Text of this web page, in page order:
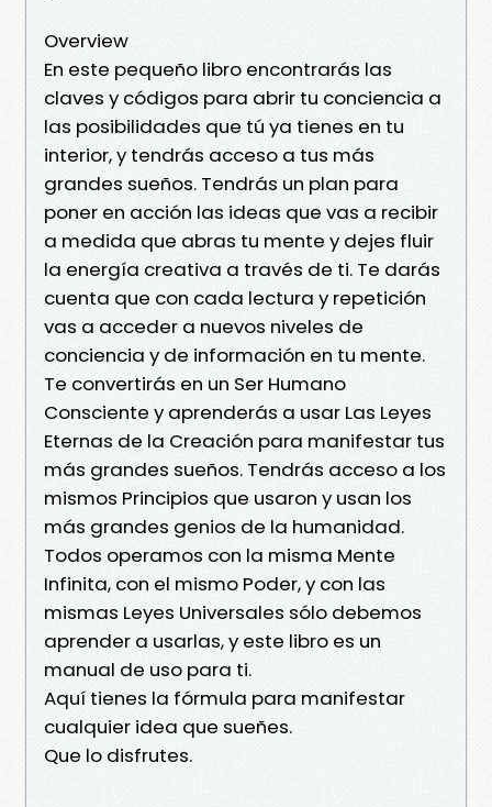
Overview
En este pequeño libro encontrarás las
claves y códigos para abrir tu conciencia a
las posibilidades que tú ya tienes en tu
interior, y tendrás acceso a tus más
grandes sueños. Tendrás un plan para
poner en acción las ideas que vas a recibir
a medida que abras tu mente y dejes fluir
la energía creativa a través de ti. Te darás
cuenta que con cada lectura y repetición
vas a acceder a nuevos niveles de
conciencia y de información en tu mente.
Te convertirás en un Ser Humano
Consciente y aprenderás a usar Las Leyes
Eternas de la Creación para manifestar tus
más grandes sueños. Tendrás acceso a los
mismos Principios que usaron y usan los
más grandes genios de la humanidad.
Todos operamos con la misma Mente
Infinita, con el mismo Poder, y con las
mismas Leyes Universales sólo debemos
aprender a usarlas, y este libro es un
manual de uso para ti.
Aquí tienes la fórmula para manifestar
cualquier idea que sueñes.
Que lo disfrutes.